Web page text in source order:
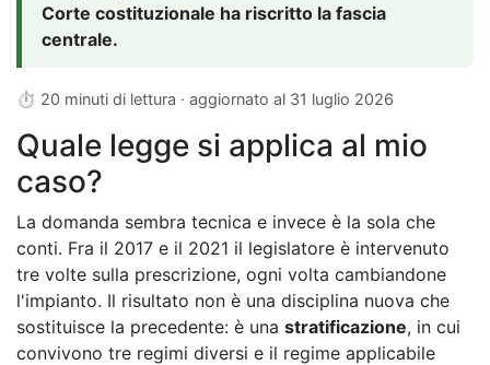
Corte costituzionale ha riscritto la fascia
centrale.
⏱ 20 minuti di lettura · aggiornato al 31 luglio 2026
Quale legge si applica al mio
caso?
La domanda sembra tecnica e invece è la sola che
conti. Fra il 2017 e il 2021 il legislatore è intervenuto
tre volte sulla prescrizione, ogni volta cambiandone
l'impianto. Il risultato non è una disciplina nuova che
sostituisce la precedente: è una stratificazione, in cui
convivono tre regimi diversi e il regime applicabile